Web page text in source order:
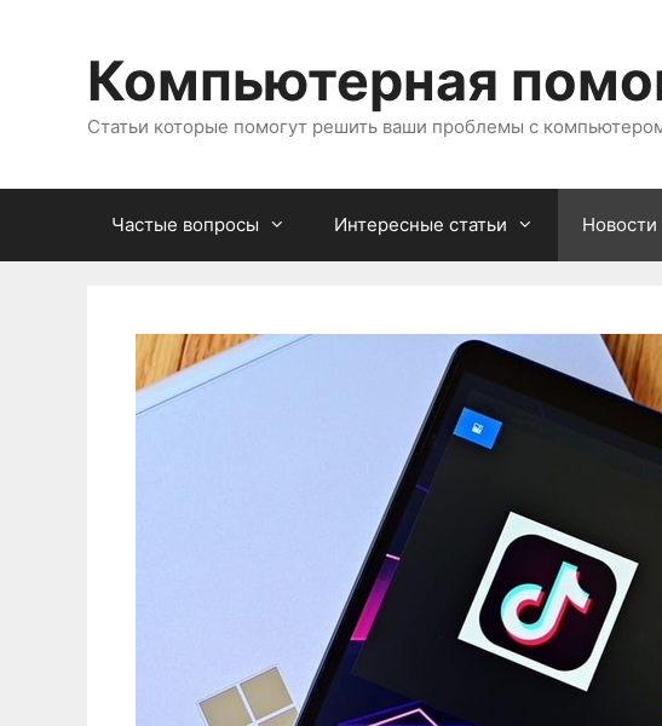
содержимомуКомпьютерная
Статьи которые помогут решить ваши проблемы с
Частые вопросы Интересные статьи Новости